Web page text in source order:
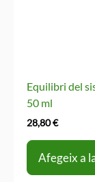
Equilibri del
50 ml
28,80€
Afegeix a